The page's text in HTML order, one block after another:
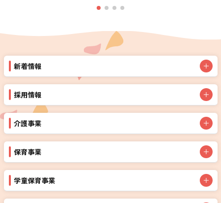
新着情報
採用情報
介護事業
保育事業
学童保育事業